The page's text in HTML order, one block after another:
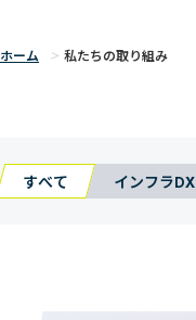
ホーム 私たちの取り組み
すべて インフラDX